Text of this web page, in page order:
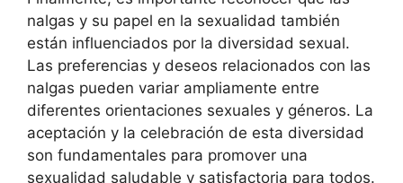
nalgas y su papel en la sexualidad también
están influenciados por la diversidad sexual.
Las preferencias y deseos relacionados con las
nalgas pueden variar ampliamente entre
diferentes orientaciones sexuales y géneros. La
aceptación y la celebración de esta diversidad
son fundamentales para promover una
sexualidad saludable y satisfactoria para todos.